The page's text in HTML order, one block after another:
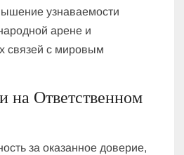
узнаваемости
арене и
связей с мировым
на Ответственном
за оказанное доверие,